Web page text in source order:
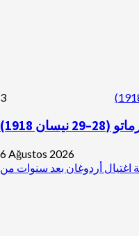
3
1918)
6 Ağustos 2026
أردوغان بعد سنوات من